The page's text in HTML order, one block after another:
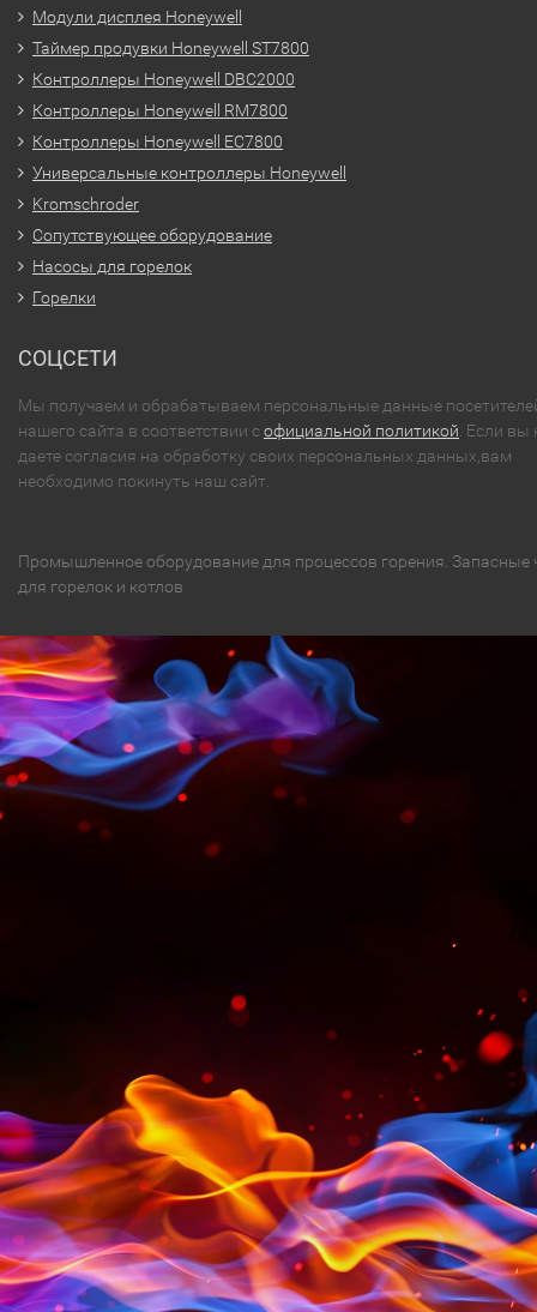
Модули дисплея Honeywell
Таймер продувки Honeywell ST7800
Контроллеры Honeywell DBC2000
Контроллеры Honeywell RM7800
Контроллеры Honeywell EC7800
Универсальные контроллеры Honeywell
Kromschroder
Сопутствующее оборудование
Насосы для горелок
Горелки
СОЦСЕТИ
Мы получаем и обрабатываем персональные данные
нашего сайта в соответствии софициальной политикой . Если вы
даете согласия на обработку своих персональных данных,вам
необходимо покинуть наш сайт.
Промышленное оборудование для процессов горения. Запасные
для горелок и котлов